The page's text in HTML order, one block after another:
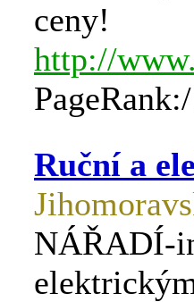
ceny!
http://
Ruční a
NÁŘADÍ-